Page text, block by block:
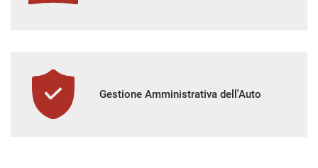
Gestione Amministrativa dell'Auto